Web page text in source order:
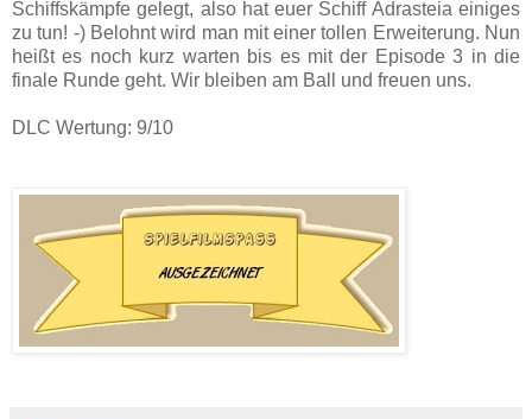
Schiffskämpfe gelegt, also hat euer Schiff Adrasteia einiges
zu tun! -) Belohnt wird man mit einer tollen Erweiterung. Nun
heißt es noch kurz warten bis es mit der Episode 3 in die
finale Runde geht. Wir bleiben am Ball und freuen uns.
DLC Wertung: 9/10